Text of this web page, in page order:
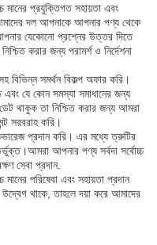
মানের প্রযুক্তিগত সহায়তা এবং
আমাদের দল আপনাকে আপনার পণ্য থেকে
যেকোনো প্রশ্নের উত্তর দিতে
করার জন্য পরামর্শ ও নির্দেশনা
বিভিন্ন সমর্থন বিকল্প অফার করি।
যে কোন সমস্যা সমাধানের জন্য
থাকুক তা নিশ্চিত করার জন্য আমরা
সরবরাহ করি।
প্রদান করি। এর মধ্যে ত্রুটির
আপনার পণ্য সর্বদা সর্বোচ্চ
সেবা প্রদান.
পরিষেবা এবং সহায়তা প্রদান
থাকে, তাহলে দয়া করে আমাদের